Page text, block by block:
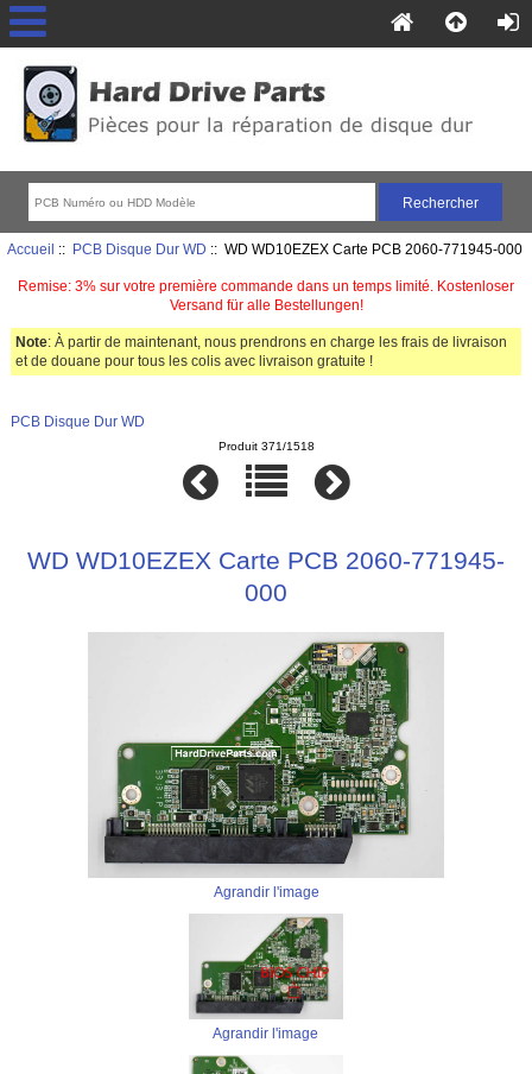
Accueil :: PCB Disque Dur WD :: WD WD10EZEX Carte PCB 2060-771945-000
Remise: 3% sur votre première commande dans un temps limité. Kostenloser
Versand für alle Bestellungen!
Note: À partir de maintenant, nous prendrons en charge les frais de livraison
et de douane pour tous les colis avec livraison gratuite !
PCB Disque Dur WD
Produit 371/1518
WD WD10EZEX Carte PCB 2060-771945-
000
Agrandir l'image
Agrandir l'image